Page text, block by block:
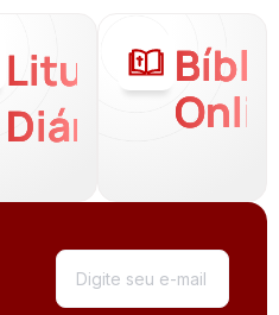
Liturgia
Diária